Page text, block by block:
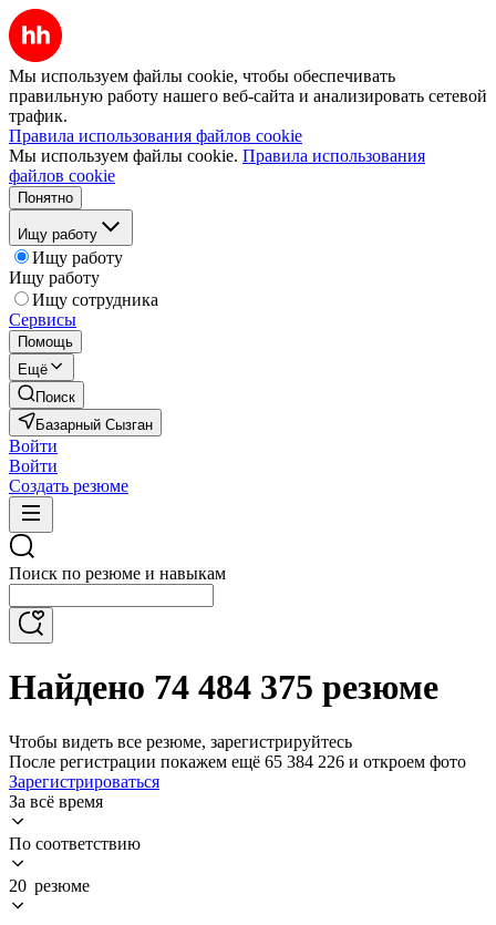
Мы используем файлы cookie, чтобы обеспечивать
правильную работу нашего веб-сайта и анализировать сетевой
трафик.
Правила использования файлов cookie
Мы используем файлы cookie. Правила использования
файлов cookie
Понятно
Ищу работу
Ищу работу
Ищу работу
Ищу сотрудника
Сервисы
Помощь
Ещё
Поиск
Базарный Сызган
Войти
Войти
Создать резюме
Поиск по резюме и навыкам
Найдено 74 484 375 резюме
Чтобы видеть все резюме, зарегистрируйтесь
После регистрации покажем ещё 65 384 226 и откроем фото
Зарегистрироваться
За всё время
По соответствию
20 резюме